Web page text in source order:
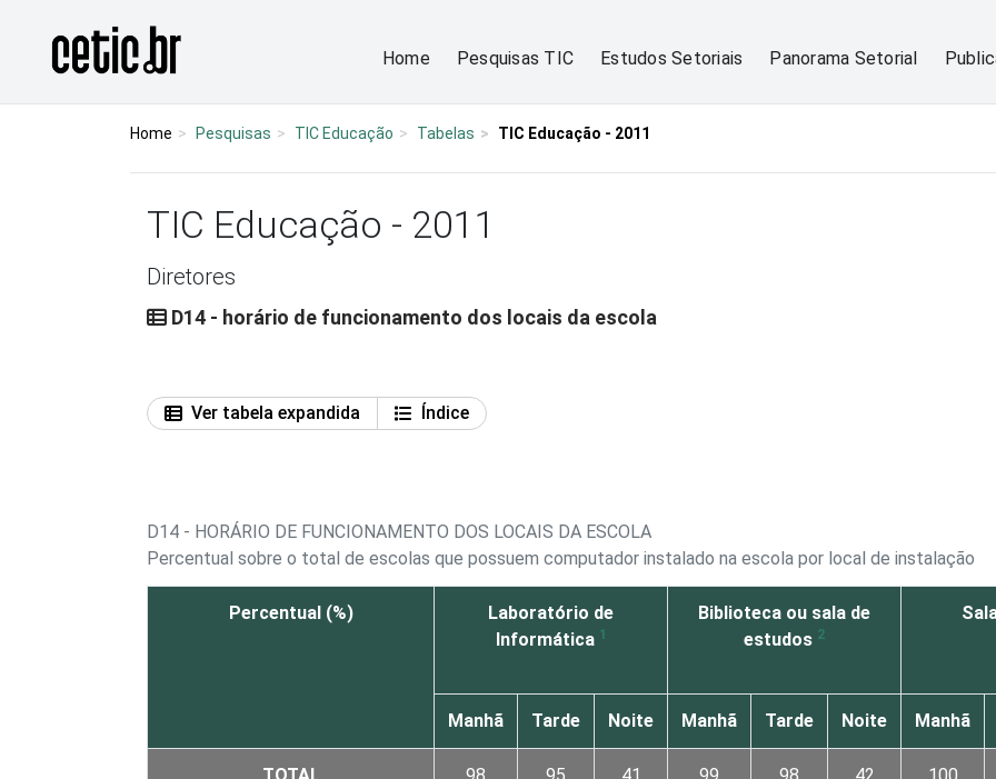
Página inicial
Home Pesquisas TIC Estudos Setoriais Panorama Setorial
Home Pesquisas TIC Educação Tabelas TIC Educação - 2011
TIC Educação - 2011
Diretores
D14 - horário de funcionamento dos locais da escola
Ver tabela expandida
Índice
D14 - HORÁRIO DE FUNCIONAMENTO DOS LOCAIS DA ESCOLA
Percentual sobre o total de escolas que possuem computador instalado na escola por local de instalação
Percentual (%)
Laboratório de
Informática 1
Biblioteca ou sala de
estudos 2
Manhã Tarde Noite Manhã Tarde Noite Manhã